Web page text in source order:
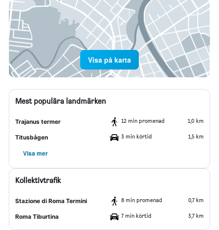
Visa på karta
Mest populära landmärken
Trajanus termer 12 min promenad 1,0 km
Titusbågen 3 min körtid 1,5 km
Visa mer
Kollektivtrafik
Stazione di Roma Termini 8 min promenad 0,7 km
Roma Tiburtina 7 min körtid 3,7 km